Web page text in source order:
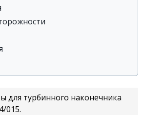
для турбинного наконечника
015.